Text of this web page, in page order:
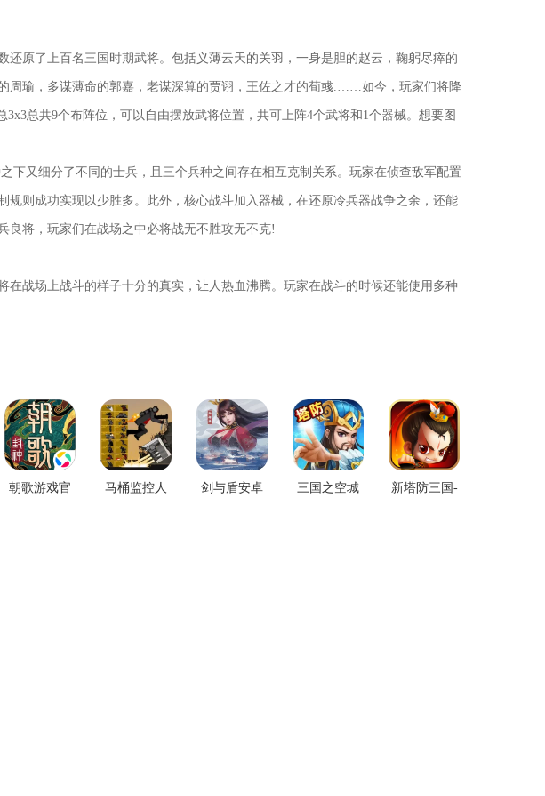
原了上百名三国时期武将。包括义薄云天的关羽，一身是胆的赵云，鞠躬尽瘁的
周瑜，多谋薄命的郭嘉，老谋深算的贾诩，王佐之才的荀彧.……如今，玩家们将降
总共9个布阵位，可以自由摆放武将位置，共可上阵4个武将和1个器械。想要图
下又细分了不同的士兵，且三个兵种之间存在相互克制关系。玩家在侦查敌军配置
规则成功实现以少胜多。此外，核心战斗加入器械，在还原冷兵器战争之余，还能
良将，玩家们在战场之中必将战无不胜攻无不克!
战场上战斗的样子十分的真实，让人热血沸腾。玩家在战斗的时候还能使用多种
朝歌游戏官
马桶监控人
剑与盾安卓
三国之空城
新塔防三国-